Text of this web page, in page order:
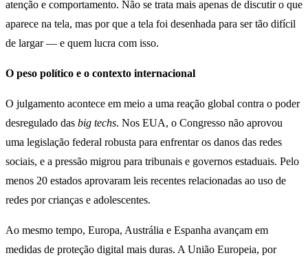
atenção e comportamento. Não se trata mais apenas de discutir o que
aparece na tela, mas por que a tela foi desenhada para ser tão difícil
de largar — e quem lucra com isso.
O peso político e o contexto internacional
O julgamento acontece em meio a uma reação global contra o poder
desregulado das big techs. Nos EUA, o Congresso não aprovou
uma legislação federal robusta para enfrentar os danos das redes
sociais, e a pressão migrou para tribunais e governos estaduais. Pelo
menos 20 estados aprovaram leis recentes relacionadas ao uso de
redes por crianças e adolescentes.
Ao mesmo tempo, Europa, Austrália e Espanha avançam em
medidas de proteção digital mais duras. A União Europeia, por